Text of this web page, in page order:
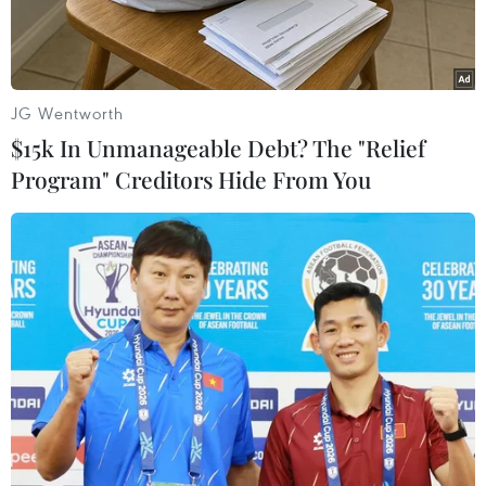
Một màn trình diễn pháo hoa. (Ảnh minh họa: Trần Lê
Lâm/TTXVN)
Tối 21/6, Lễ hội pháo hoa quốc tế Đà Nẵng - DIFF
2025 chính thức bước vào đêm thi thứ tư, với
chủ đề “Phát triển bền vững."
JG Wentworth
$15k In Unmanageable Debt? The "Relief
Program" Creditors Hide From You